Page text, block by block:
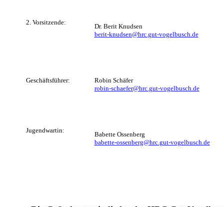
2. Vorsitzende:
Dr. Berit Knudsen
berit-knudsen@hrc.gut-vogelbusch.de
Geschäftsführer:
Robin Schäfer
robin-schaefer@hrc.gut-vogelbusch.de
Jugendwartin:
Babette Ossenberg
babette-ossenberg@hrc.gut-vogelbusch.de